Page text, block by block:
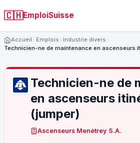
🇨🇭EmploiSuisse
Accueil Emplois
Industrie divers
Technicien-ne de maintenance en ascenseurs
Technicien-ne de
en ascenseurs
(jumper)
Ascenseurs Menétrey S.A.